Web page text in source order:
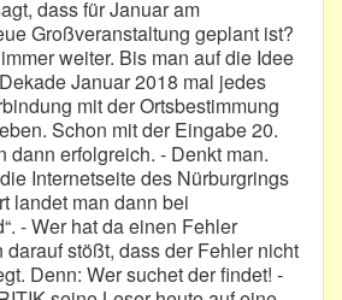
dass für Januar am
Großveranstaltung geplant ist?
weiter. Bis man auf die Idee
Januar 2018 mal jedes
mit der Ortsbestimmung
Schon mit der Eingabe 20.
dann erfolgreich. - Denkt man.
Internetseite des Nürburgrings
landet man dann bei
- Wer hat da einen Fehler
darauf stößt, dass der Fehler nicht
Denn: Wer suchet der findet! -